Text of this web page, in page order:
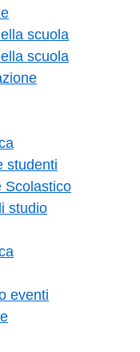
scuola
scuola
studenti
Scolastico
studio
eventi